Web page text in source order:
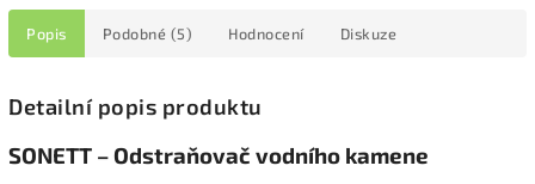
Popis Podobné (5) Hodnocení Diskuze
Detailní popis produktu
SONETT – Odstraňovač vodního kamene